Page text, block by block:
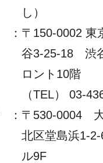
し）
： 〒150-0002 東
谷3-25-18 渋
ロント10階
（TEL） 03-
： 〒530-0004
北区堂島浜1-
ル9F